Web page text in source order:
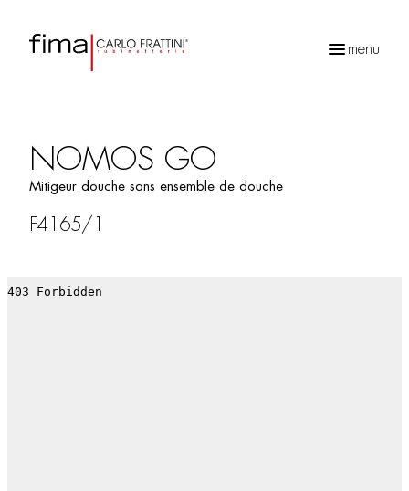
menu
NOMOS GO
Mitigeur douche sans ensemble de douche
F4165/1